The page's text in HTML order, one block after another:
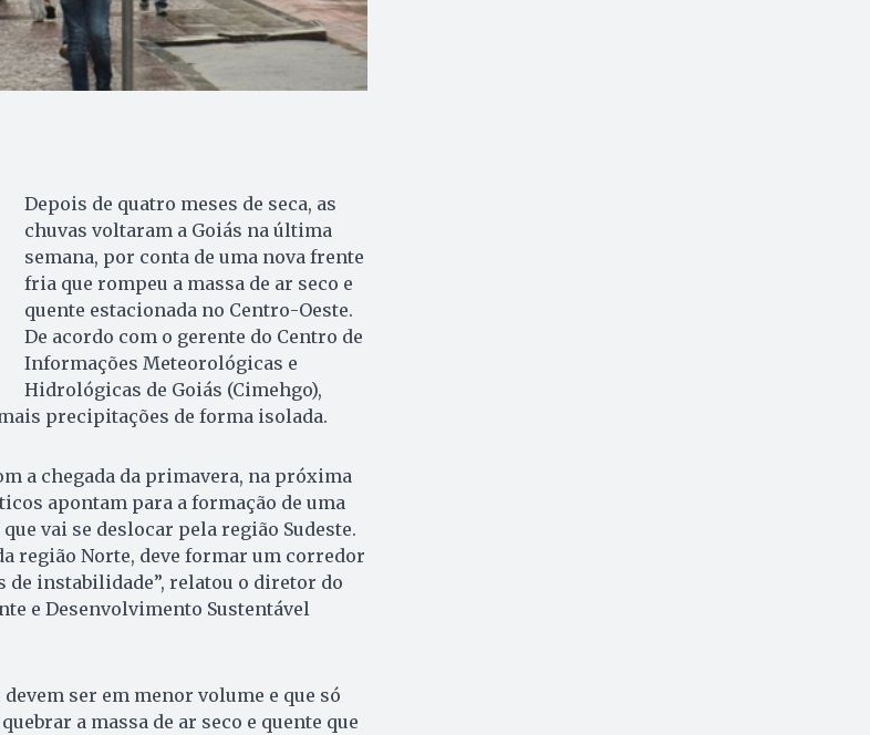
Depois de quatro meses de seca, as
chuvas voltaram a Goiás na última
semana, por conta de uma nova frente
fria que rompeu a massa de ar seco e
quente estacionada no Centro-Oeste.
De acordo com o gerente do Centro de
Informações Meteorológicas e
Hidrológicas de Goiás (Cimehgo),
precipitações de forma isolada.
a chegada da primavera, na próxima
apontam para a formação de uma
vai se deslocar pela região Sudeste.
região Norte, deve formar um corredor
de instabilidade”, relatou o diretor do
e Desenvolvimento Sustentável
ser em menor volume e que só
a massa de ar seco e quente que